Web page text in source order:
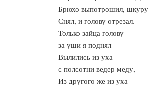
Брюхо выпотрошил, шкуру
Снял, и голову отрезал.
Только зайца голову
за уши я поднял —
Вылились из уха
с полсотни ведер меду,
Из другого же из уха